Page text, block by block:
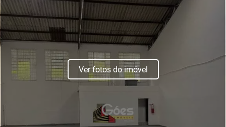
Ver fotos do imóvel